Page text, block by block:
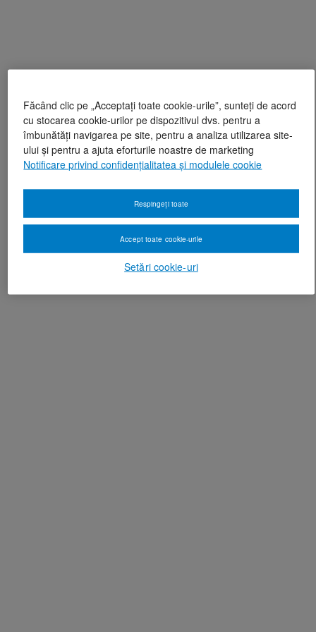
Făcând clic pe „Acceptați toate cookie-urile”, sunteți de acord
cu stocarea cookie-urilor pe dispozitivul dvs. pentru a
îmbunătăți navigarea pe site, pentru a analiza utilizarea site-
ului și pentru a ajuta eforturile noastre de marketing
Notificare privind confidențialitatea și modulele cookie
Setări cookie-uri
Respingeți toate
Accept toate cookie-urile